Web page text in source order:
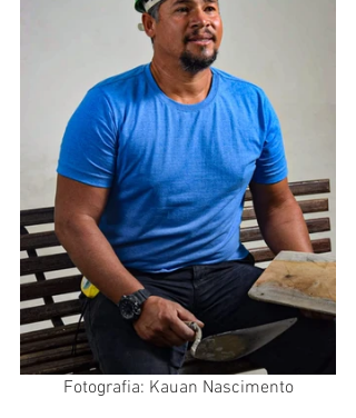
Fotografia: Kauan Nascimento